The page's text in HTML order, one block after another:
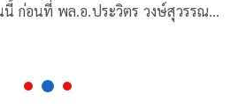
นี้ ก่อนที่ พล.อ.ประวิตร วงษ์สุวรรณ